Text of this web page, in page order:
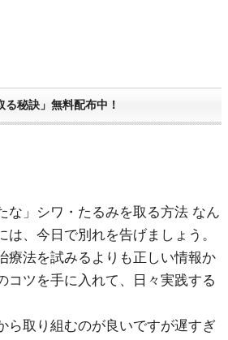
る秘訣」無料配布中！
な」シワ・たるみを取る方法 なん
は、今日で別れを告げましょう。
療法を試みるよりも正しい情報か
コツを手に入れて、日々実践する
ら取り組むのが良いですが遅すぎ